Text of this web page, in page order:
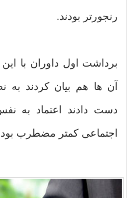
رنجورتر بودند.
برداشت اول داوران با
آن ها هم بیان کردند
دست دادند اعتماد به
اجتماعی کمتر مضطرب